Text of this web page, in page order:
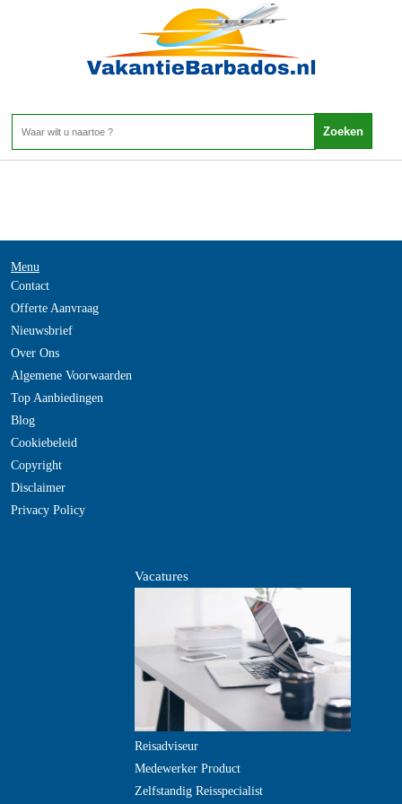
Home>
Menu
Contact
Offerte Aanvraag
Nieuwsbrief
Over Ons
Algemene Voorwaarden
Top Aanbiedingen
Blog
Cookiebeleid
Copyright
Disclaimer
Privacy Policy
Vacatures
Reisadviseur
Medewerker Product
Zelfstandig Reisspecialist